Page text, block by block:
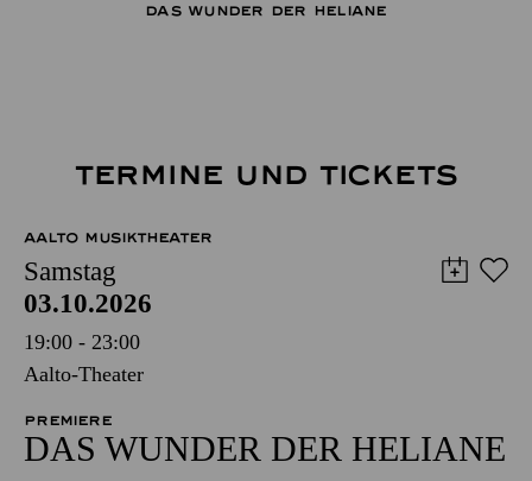
DAS WUNDER DER HELIANE
TERMINE UND TICKETS
AALTO MUSIKTHEATER
Samstag
03.10.2026
19:00 - 23:00
Aalto-Theater
PREMIERE
DAS WUNDER DER HELIANE